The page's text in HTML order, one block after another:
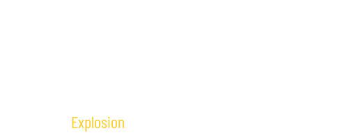
Explosion